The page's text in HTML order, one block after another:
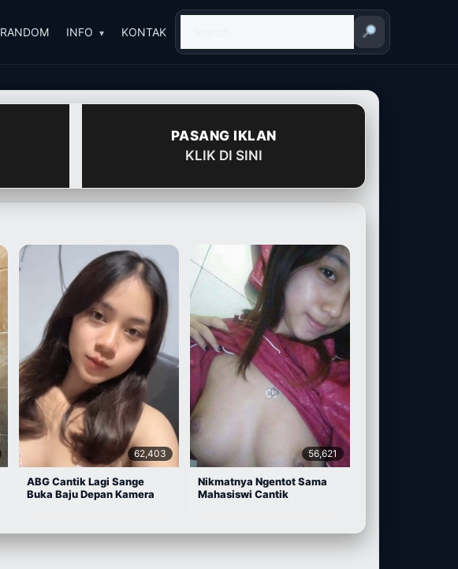
RANDOM INFO KONTAK
PASANG IKLAN
KLIK DI SINI
62,403
ABG Cantik Lagi Sange
Buka Baju Depan Kamera
56,621
Nikmatnya Ngentot Sama
Mahasiswi Cantik